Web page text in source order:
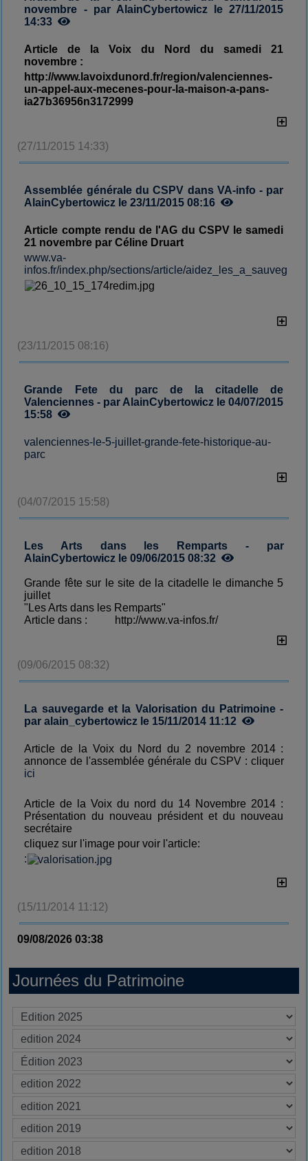
Journées du Patrimoine
novembre - par AlainCybertowicz le 27/11/2015
14:33
Article de la Voix du Nord du samedi 21
novembre :
http://www.lavoixdunord.fr/region/valenciennes-
un-appel-aux-mecenes-pour-la-maison-a-pans-
ia27b36956n3172999
(27/11/2015 14:33)
Assemblée générale du CSPV dans VA-info - par
AlainCybertowicz le 23/11/2015 08:16
Article compte rendu de l'AG du CSPV le samedi
21 novembre par Céline Druart
www.va-
infos.fr/index.php/sections/article/
(23/11/2015 08:16)
Grande Fete du parc de la citadelle de
Valenciennes - par AlainCybertowicz le 04/07/2015
15:58
valenciennes-le-5-juillet-grande-fete-historique-au-
parc
(04/07/2015 15:58)
Les Arts dans les Remparts - par
AlainCybertowicz le 09/06/2015 08:32
Grande fête sur le site de la citadelle le dimanche 5
juillet
"Les Arts dans les Remparts"
Article dans : http://www.va-infos.fr/
(09/06/2015 08:32)
La sauvegarde et la Valorisation du Patrimoine -
par alain_cybertowicz le 15/11/2014 11:12
Article de la Voix du Nord du 2 novembre 2014 :
annonce de l'assemblée générale du CSPV : cliquer
ici
Article de la Voix du nord du 14 Novembre 2014 :
Présentation du nouveau président et du nouveau
secrétaire
cliquez sur l'image pour voir l'article:
:
(15/11/2014 11:12)
09/08/2026 03:38